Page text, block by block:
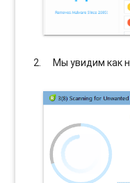
Мы увидим как